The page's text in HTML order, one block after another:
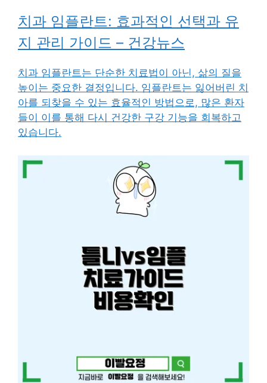
치과 임플란트: 효과적인 선택과 유
지 관리 가이드 – 건강뉴스
치과 임플란트는 단순한 치료법이 아닌, 삶의 질을
높이는 중요한 결정입니다. 임플란트는 잃어버린 치
아를 되찾을 수 있는 효율적인 방법으로, 많은 환자
들이 이를 통해 다시 건강한 구강 기능을 회복하고
있습니다.